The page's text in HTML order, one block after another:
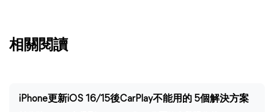
相關閱讀
iPhone更新iOS 16/15後CarPlay不能用的 5個解決方案